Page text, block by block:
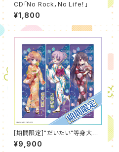
CD「No Rock，No Life！」
¥1,800
[期間限定]"だいたい"等身大タ
ペストリー[浴衣]（2026年8月
度）
¥9,900